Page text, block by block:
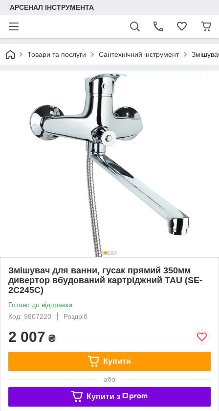
АРСЕНАЛ ІНСТРУМЕНТА
Товари та послуги Сантехнічний інструмент
Змішувач для ванни, гусак прямий 350мм
дивертор вбудований картріджний TAU (SE-
2C245C)
Готово до відправки
Код: 9807220
Роздріб
2 007 ₴
Купити
або
Купити з